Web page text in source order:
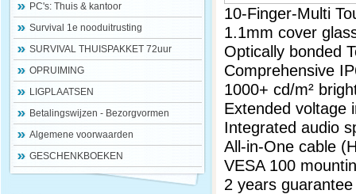
PC's: Thuis & kantoor
Survival 1e nooduitrusting
SURVIVAL THUISPAKKET 72uur
OPRUIMING
LIGPLAATSEN
Betalingswijzen - Bezorgvormen
Algemene voorwaarden
GESCHENKBOEKEN
10-Finger-Multi
1.1mm cover
Optically bonded
Comprehensive
1000+ cd/m²
Extended voltage
Integrated audio
All-in-One cable
VESA 100
2 years